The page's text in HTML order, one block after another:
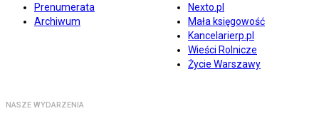
Prenumerata
Archiwum
Nexto.pl
Mała księgowość
Kancelarierp.pl
Wieści Rolnicze
Życie Warszawy
NASZE WYDARZENIA